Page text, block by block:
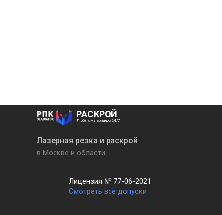
Лазерная резка и раскрой
Любых материалов 24/7
РАСКРОЙ
в Москве и области
Лицензия № 77-06-2021
Смотреть все допуски